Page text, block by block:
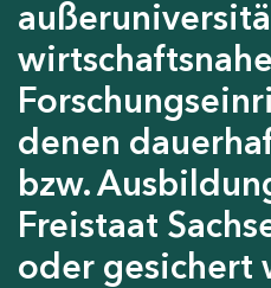
wirtschaftsnahe
denen
bzw.
Freistaat
oder gesichert